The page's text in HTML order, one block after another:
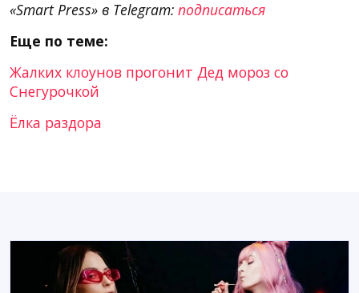
«Smart Press» в Telegram: подписаться
Еще по теме:
Жалких клоунов прогонит Дед мороз со
Снегурочкой
Ёлка раздора